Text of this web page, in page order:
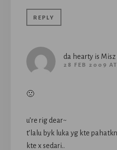
REPLY
da hearty is
28 FEB 2009
🙁
u’re rig dear~
t’lalu byk luka yg kte
kte x sedari..